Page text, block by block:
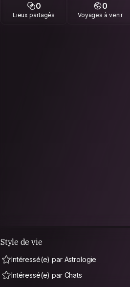
0
Lieux partagés
0
Voyages à venir
Style de vie
Intéressé(e) par Astrologie
Intéressé(e) par Chats